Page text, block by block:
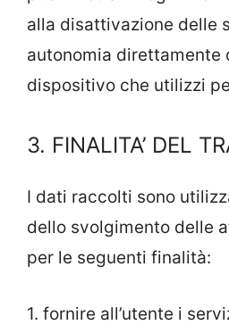
alla disattivazione delle
autonomia direttamente
dispositivo che utilizzi
3. FINALITA’ DEL
I dati raccolti sono
dello svolgimento delle
per le seguenti finalità:
1. fornire all’utente i